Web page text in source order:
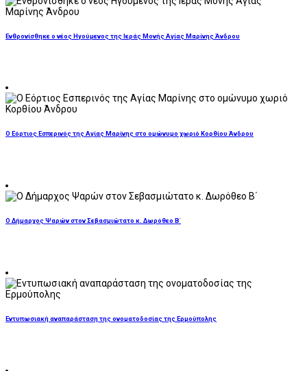
Ενθρονίσθηκε ο νέος Ηγούμενος της Ιεράς Μονής Αγίας Μαρίνης Άνδρου
Ο Εόρτιος Εσπερινός της Αγίας Μαρίνης στο ομώνυμο χωριό Κορθίου Άνδρου
Ο Δήμαρχος Ψαρών στον Σεβασμιώτατο κ. Δωρόθεο Β΄
Εντυπωσιακή αναπαράσταση της ονοματοδοσίας της Ερμούπολης